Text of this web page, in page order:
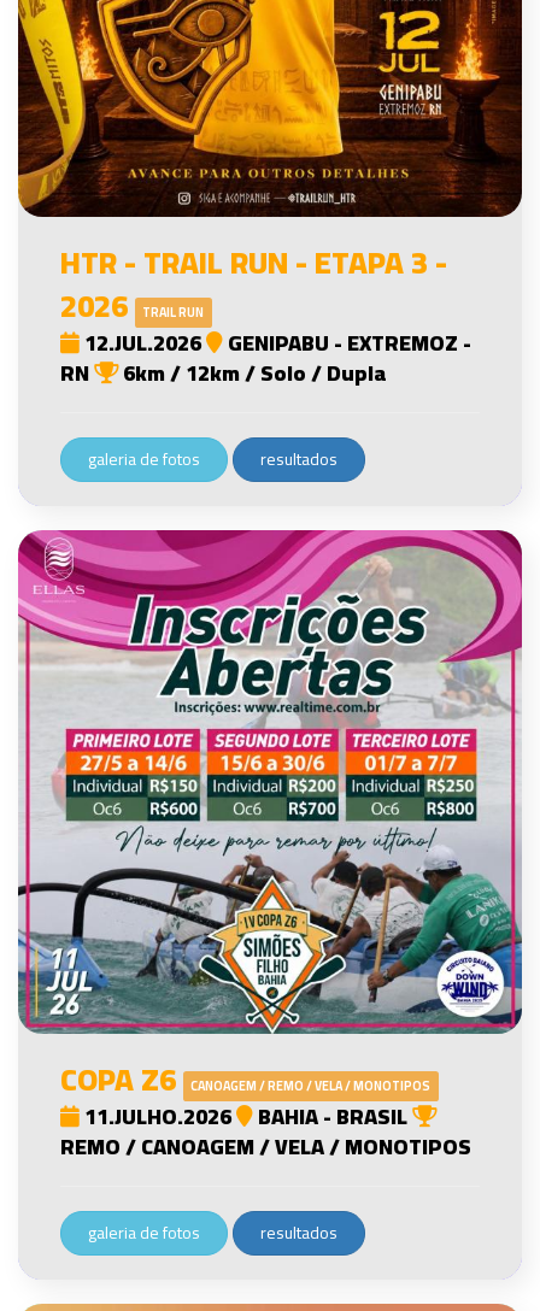
HTR - TRAIL RUN - ETAPA 3 -
2026 TRAIL RUN
12.JUL.2026 GENIPABU - EXTREMOZ -
RN 6km / 12km / Solo / Dupla
galeria de fotos resultados
COPA Z6 CANOAGEM / REMO / VELA / MONOTIPOS
11.JULHO.2026 BAHIA - BRASIL
REMO / CANOAGEM / VELA / MONOTIPOS
galeria de fotos resultados